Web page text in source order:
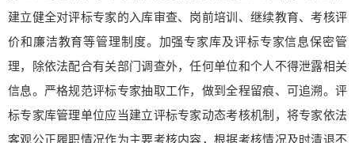
建立健全对评标专家的入库审查、岗前培训、继续教育、考核评
价和廉洁教育等管理制度。加强专家库及评标专家信息保密管
理，除依法配合有关部门调查外，任何单位和个人不得泄露相关
信息。严格规范评标专家抽取工作，做到全程留痕、可追溯。评
标专家库管理单位应当建立评标专家动态考核机制，将专家依法
客观公正履职情况作为主要考核内容，根据考核情况及时清退不